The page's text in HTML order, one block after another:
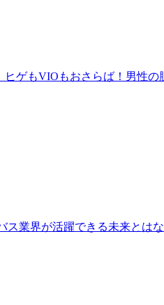
ヒゲもVIOもおさらば！男性
ス業界が活躍できる未来とは